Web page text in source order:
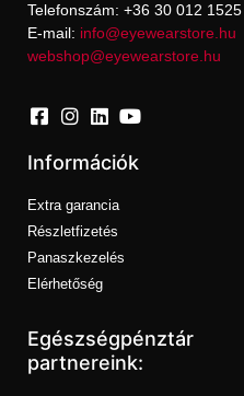
Telefonszám: +36 30 012 1525
E-mail: info@eyewearstore.hu
webshop@eyewearstore.hu
Információk
Extra garancia
Részletfizetés
Panaszkezelés
Elérhetőség
Egészségpénztár
partnereink: